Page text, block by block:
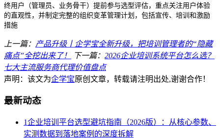
终用户（管理员、业务骨干）提前参与选型评估，重点关注用户体验
的直观性，并制定完整的组织变革管理计划，包括宣传、培训和激励
措施
上一篇： 产品升级丨企学宝全新升级，把培训管理者的“隐藏
痛点”全挖出来了！
下一篇： 2026企业培训系统平台怎么选？
七大主流服务商代理价值盘点
声明：该文为企学宝原创文章，转载请注明出处,谢谢合作！
最新动态
1企业培训平台选型避坑指南（2026版）：从核心参数、
实测数据到落地案例的深度拆解